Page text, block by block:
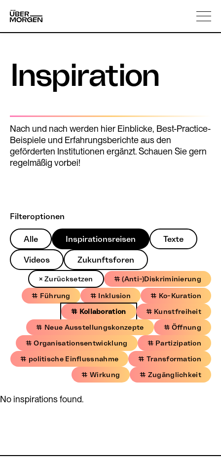
content
Über uns
Inspiration
Nach und nach werden hier Einblicke, Best-Practice-
Beispiele und Erfahrungsberichte aus den
geförderten Institutionen ergänzt. Schauen Sie gern
regelmäßig vorbei!
Filteroptionen
Alle Inspirationsreisen Texte
Videos Zukunftsforen
× Zurücksetzen # (Anti-)Diskriminierung
# Führung # Inklusion
# Ko-Kuration
# Kollaboration
# Kunstfreiheit
# Neue Ausstellungskonzepte
# Öffnung
# Organisationsentwicklung
# Partizipation
# politische Einflussnahme
# Transformation
# Wirkung
# Zugänglichkeit
No inspirations found.